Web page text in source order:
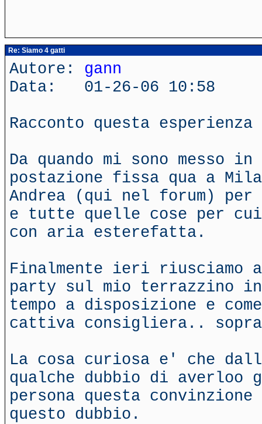
Re: Siamo 4 gatti
Autore: gann
Data: 01-26-06 10:58
Racconto questa
Da quando mi sono messo
postazione fissa qua a
Andrea (qui nel forum) per
e tutte quelle cose per
con aria esterefatta.
Finalmente ieri riusciamo
party sul mio terrazzino
tempo a disposizione e
cattiva consigliera..
La cosa curiosa e' che
qualche dubbio di averloo
persona questa
questo dubbio.